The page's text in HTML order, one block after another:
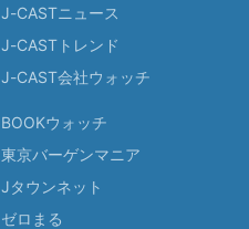
J-CASTニュース
J-CASTトレンド
J-CAST会社ウォッチ
BOOKウォッチ
東京バーゲンマニア
Jタウンネット
ゼロまる